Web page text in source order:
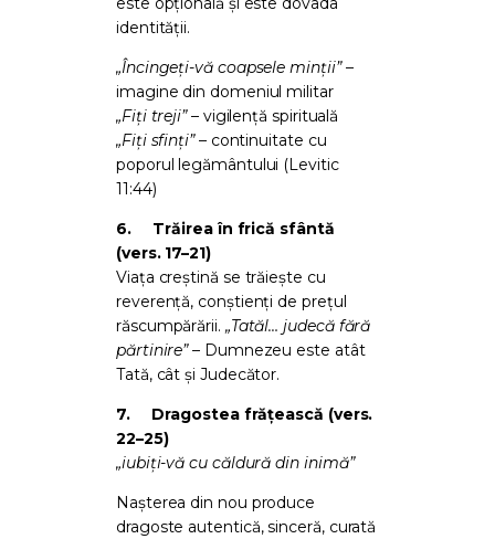
identității.
„Încingeți-vă coapsele minții”–
imagine din domeniul militar
„Fiți treji”– vigilență spirituală
„Fiți sfinți”– continuitate cu
poporul legământului (Levitic
11:44)
6.
Trăirea în frică sfântă
(vers. 17–21)
Viața creștină se trăiește cu
reverență, conștienți de prețul
răscumpărării. „Tatăl… judecă fără
părtinire”– Dumnezeu este atât
Tată, cât și Judecător.
7.
Dragostea frățească (vers.
22–25)
„iubiți-vă cu căldură din inimă”
Nașterea din nou produce
dragoste autentică, sinceră, curată